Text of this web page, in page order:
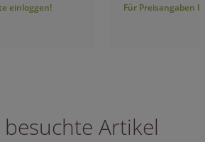
einloggen! Für Preisangaben
Artikel